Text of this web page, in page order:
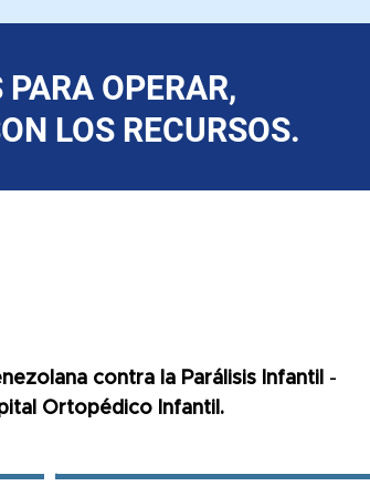
OPERAR,
LOS RECURSOS.
contra la Parálisis Infantil -
Ortopédico Infantil.